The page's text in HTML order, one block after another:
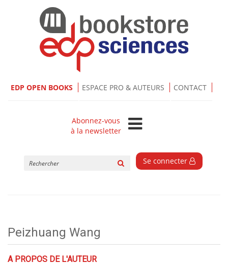
EDP OPEN BOOKS ESPACE PRO & AUTEURS CONTACT
Abonnez-vous
à la newsletter
Se connecter
Peizhuang Wang
A PROPOS DE L'AUTEUR